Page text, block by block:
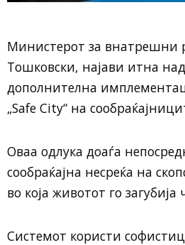
Министерот за внатрешни
Тошковски, најави итна
дополнителна
„Safe City“ на
Оваа одлука доаѓа
сообраќајна несреќа на
во која животот го
Системот користи